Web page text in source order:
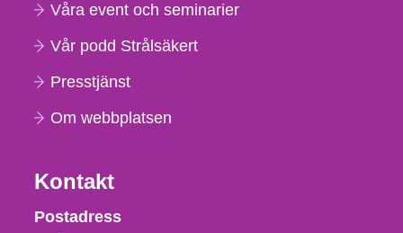
Våra event och seminarier
Vår podd Strålsäkert
Presstjänst
Om webbplatsen
Kontakt
Strålsäkerhetsmyndigheten
Postadress